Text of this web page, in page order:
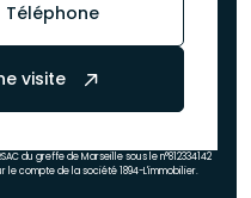
Téléphone
visite
du greffe de Marseille sous le n°812334142
compte de la société 1894-L'immobilier.